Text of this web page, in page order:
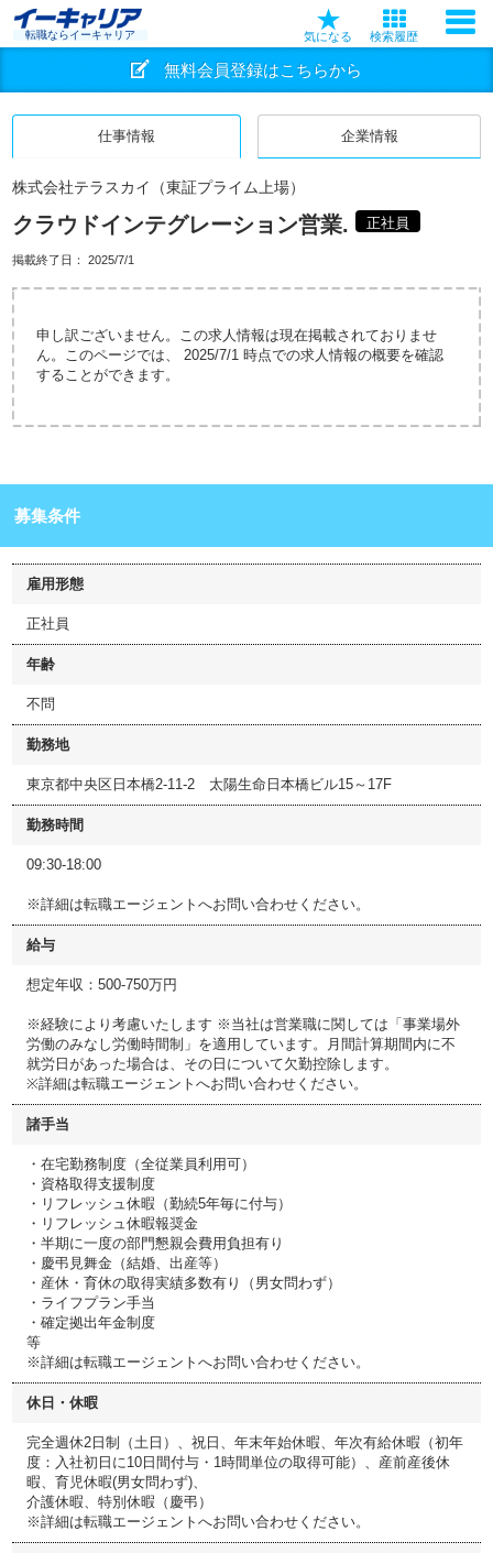
転職ならイーキャリア 気になる 検索履歴
無料会員登録はこちらから
仕事情報 企業情報
株式会社テラスカイ（東証プライム上場）
クラウドインテグレーション営業. 正社員
掲載終了日： 2025/7/1
申し訳ございません。この求人情報は現在掲載されておりませ
ん。このページでは、 2025/7/1 時点での求人情報の概要を確認
することができます。
募集条件
雇用形態
正社員
年齢
不問
勤務地
東京都中央区日本橋2-11-2 太陽生命日本橋ビル15～17F
勤務時間
09:30-18:00
※詳細は転職エージェントへお問い合わせください。
給与
想定年収：500-750万円
※経験により考慮いたします ※当社は営業職に関しては「事業場外
労働のみなし労働時間制」を適用しています。月間計算期間内に不
就労日があった場合は、その日について欠勤控除します。
※詳細は転職エージェントへお問い合わせください。
諸手当
・在宅勤務制度（全従業員利用可）
・資格取得支援制度
・リフレッシュ休暇（勤続5年毎に付与）
・リフレッシュ休暇報奨金
・半期に一度の部門懇親会費用負担有り
・慶弔見舞金（結婚、出産等）
・産休・育休の取得実績多数有り（男女問わず）
・ライフプラン手当
・確定拠出年金制度
等
※詳細は転職エージェントへお問い合わせください。
休日・休暇
完全週休2日制（土日）、祝日、年末年始休暇、年次有給休暇（初年
度：入社初日に10日間付与・1時間単位の取得可能）、産前産後休
暇、育児休暇(男女問わず)、
介護休暇、特別休暇（慶弔）
※詳細は転職エージェントへお問い合わせください。